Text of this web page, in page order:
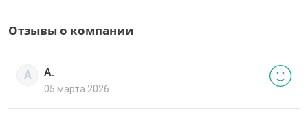
Отзывы о компании
А А.
05 марта 2026